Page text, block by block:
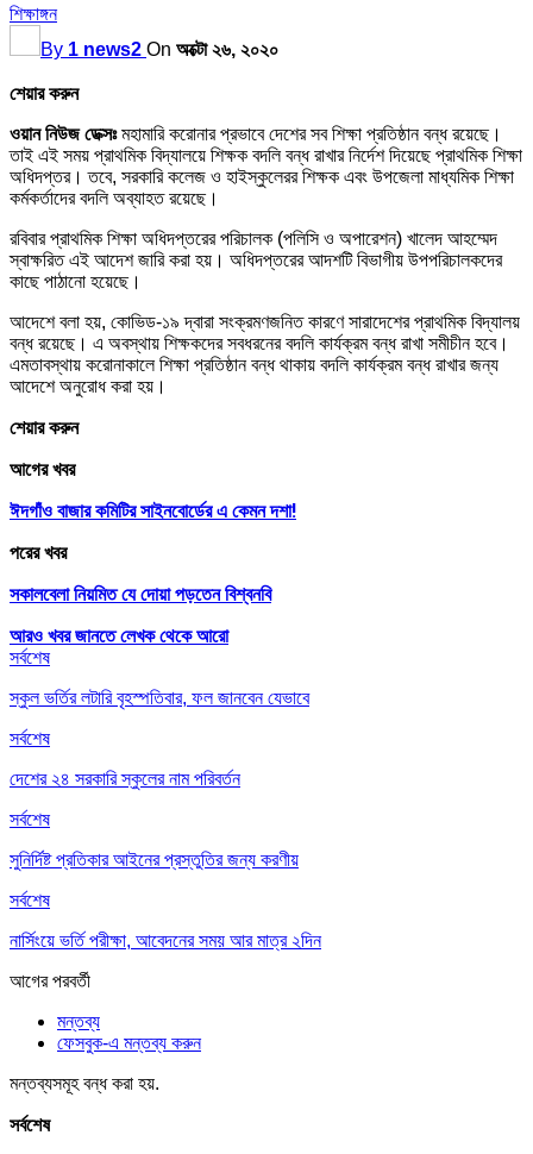
শিক্ষাঙ্গন
By 1 news2 On অক্টো ২৬, ২০২০
শেয়ার করুন
ওয়ান নিউজ ডেক্সঃমহামারি করোনার প্রভাবে দেশের সব শিক্ষা প্রতিষ্ঠান বন্ধ রয়েছে।
তাই এই সময় প্রাথমিক বিদ্যালয়ে শিক্ষক বদলি বন্ধ রাখার নির্দেশ দিয়েছে প্রাথমিক শিক্ষা
অধিদপ্তর। তবে, সরকারি কলেজ ও হাইস্কুলেরর শিক্ষক এবং উপজেলা মাধ্যমিক শিক্ষা
কর্মকর্তাদের বদলি অব্যাহত রয়েছে।
রবিবার প্রাথমিক শিক্ষা অধিদপ্তরের পরিচালক (পলিসি ও অপারেশন) খালেদ আহম্মেদ
স্বাক্ষরিত এই আদেশ জারি করা হয়। অধিদপ্তরের আদশটি বিভাগীয় উপপরিচালকদের
কাছে পাঠানো হয়েছে।
আদেশে বলা হয়, কোভিড-১৯ দ্বারা সংক্রমণজনিত কারণে সারাদেশের প্রাথমিক বিদ্যালয়
বন্ধ রয়েছে। এ অবস্থায় শিক্ষকদের সবধরনের বদলি কার্যক্রম বন্ধ রাখা সমীচীন হবে।
এমতাবস্থায় করোনাকালে শিক্ষা প্রতিষ্ঠান বন্ধ থাকায় বদলি কার্যক্রম বন্ধ রাখার জন্য
আদেশে অনুরোধ করা হয়।
শেয়ার করুন
আগের খবর
ঈদগাঁও বাজার কমিটির সাইনবোর্ডের এ কেমন দশা!
পরের খবর
সকালবেলা নিয়মিত যে দোয়া পড়তেন বিশ্বনবি
আরও খবর জানতে লেখক থেকে আরো
সর্বশেষ
স্কুল ভর্তির লটারি বৃহস্পতিবার, ফল জানবেন যেভাবে
সর্বশেষ
দেশের ২৪ সরকারি স্কুলের নাম পরিবর্তন
সর্বশেষ
সুনির্দিষ্ট প্রতিকার আইনের প্রস্তুতির জন্য করণীয়
সর্বশেষ
নার্সিংয়ে ভর্তি পরীক্ষা, আবেদনের সময় আর মাত্র ২দিন
আগেরপরবর্তী
মন্তব্য
ফেসবুক-এ মন্তব্য করুন
মন্তব্যসমূহ বন্ধ করা হয়.
সর্বশেষ